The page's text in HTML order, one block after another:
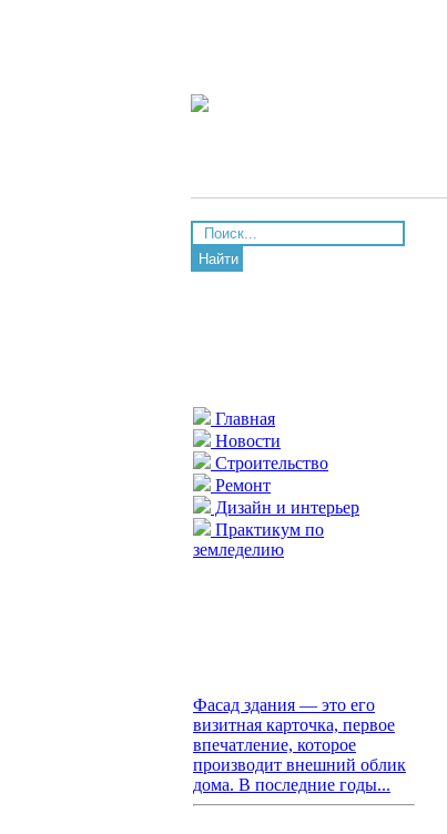
Найти
Главная
Новости
Строительство
Ремонт
Дизайн и интерьер
Практикум по
земледелию
Фасад здания — это его
визитная карточка, первое
впечатление, которое
производит внешний облик
дома. В последние годы...